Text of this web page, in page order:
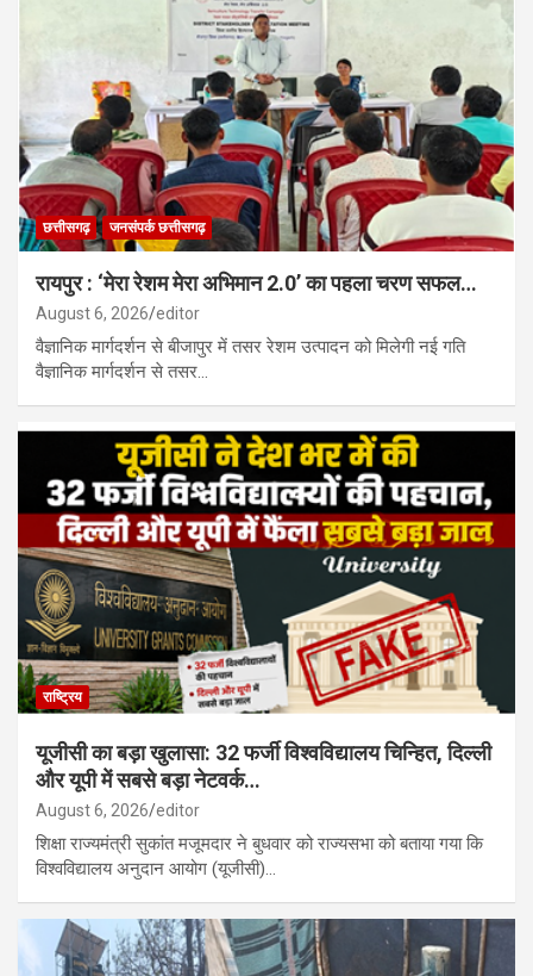
छत्तीसगढ़ जनसंपर्क छत्तीसगढ़
रायपुर : ‘मेरा रेशम मेरा अभिमान 2.0’ का पहला चरण सफल…
August 6, 2026 editor
वैज्ञानिक मार्गदर्शन से बीजापुर में तसर रेशम उत्पादन को मिलेगी नई गति
वैज्ञानिक मार्गदर्शन से तसर…
राष्ट्रिय
यूजीसी का बड़ा खुलासा: 32 फर्जी विश्वविद्यालय चिन्हित, दिल्ली
और यूपी में सबसे बड़ा नेटवर्क…
August 6, 2026 editor
शिक्षा राज्यमंत्री सुकांत मजूमदार ने बुधवार को राज्यसभा को बताया गया कि
विश्वविद्यालय अनुदान आयोग (यूजीसी)…